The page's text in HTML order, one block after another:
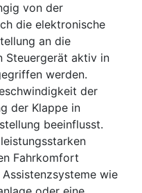
von der
die elektronische
an die
Steuergerät aktiv in
werden.
der
der Klappe in
beeinflusst.
Fahrkomfort
wie